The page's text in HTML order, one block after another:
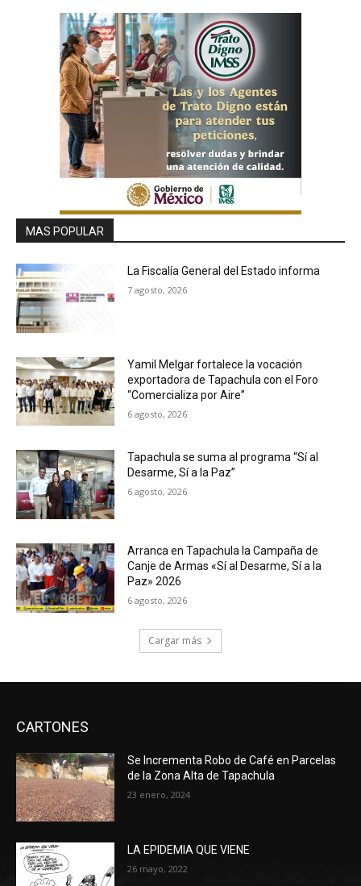
MAS POPULAR
La Fiscalía General del Estado informa
7 agosto, 2026
Yamil Melgar fortalece la vocación
exportadora de Tapachula con el Foro
“Comercializa por Aire”
6 agosto, 2026
Tapachula se suma al programa “Sí al
Desarme, Sí a la Paz”
6 agosto, 2026
Arranca en Tapachula la Campaña de
Canje de Armas «Sí al Desarme, Sí a la
Paz» 2026
6 agosto, 2026
Cargar más
CARTONES
Se Incrementa Robo de Café en Parcelas
de la Zona Alta de Tapachula
23 enero, 2024
LA EPIDEMIA QUE VIENE
26 mayo, 2022